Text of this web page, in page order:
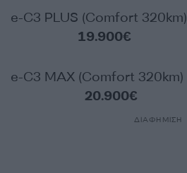
e-C3 PLUS (Comfort 320km)
19.900€
e-C3 MAX (Comfort 320km)
20.900€
ΔΙΑΦΗΜΙΣΗ